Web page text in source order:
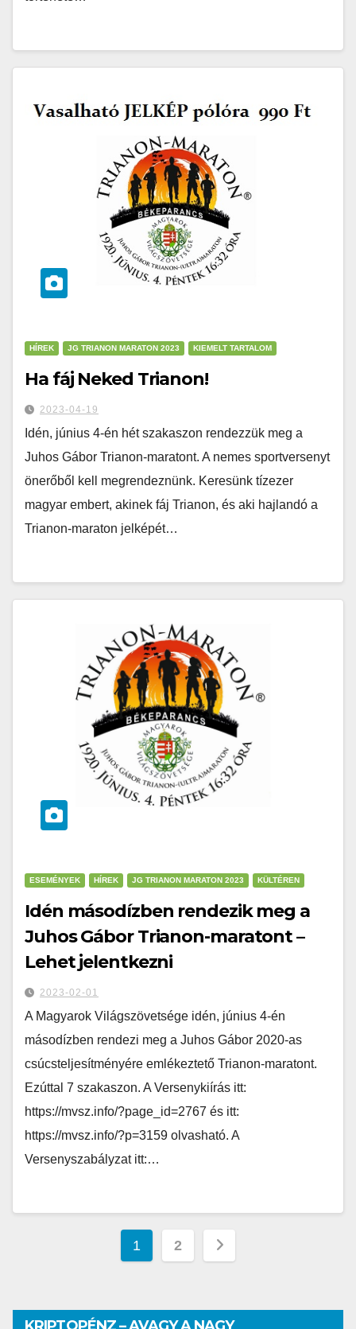
HÍREK JG TRIANON MARATON 2023 KIEMELT TARTALOM
Ha fáj Neked Trianon!
2023-04-19
Idén, június 4-én hét szakaszon rendezzük meg a
Juhos Gábor Trianon-maratont. A nemes sportversenyt
önerőből kell megrendeznünk. Keresünk tízezer
magyar embert, akinek fáj Trianon, és aki hajlandó a
Trianon-maraton jelképét…
ESEMÉNYEK HÍREK JG TRIANON MARATON 2023 KÜLTÉREN
Idén másodízben rendezik meg a
Juhos Gábor Trianon-maratont –
Lehet jelentkezni
2023-02-01
A Magyarok Világszövetsége idén, június 4-én
másodízben rendezi meg a Juhos Gábor 2020-as
csúcsteljesítményére emlékeztető Trianon-maratont.
Ezúttal 7 szakaszon. A Versenykiírás itt:
https://mvsz.info/?page_id=2767 és itt:
https://mvsz.info/?p=3159 olvasható. A
Versenyszabályzat itt:…
1 2